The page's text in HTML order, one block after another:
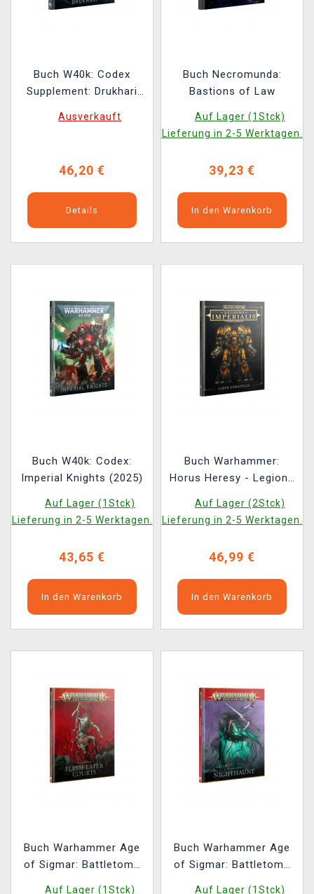
Buch W40k: Codex
Supplement: Drukhari
Ausverkauft
46,20 €
Details
Buch Necromunda:
Bastions of Law
Auf Lager (1Stck)
Lieferung in 2-5 Werktagen.
39,23 €
In den Warenkorb
Buch W40k: Codex:
Imperial Knights (2025)
Auf Lager (1Stck)
Lieferung in 2-5 Werktagen.
43,65 €
In den Warenkorb
Buch Warhammer:
Horus Heresy - Legions
Strategia
Auf Lager (2Stck)
Lieferung in 2-5 Werktagen.
46,99 €
In den Warenkorb
Buch Warhammer Age
of Sigmar: Battletome
Auf Lager (1Stck)
Buch Warhammer Age
of Sigmar: Battletome
Auf Lager (1Stck)